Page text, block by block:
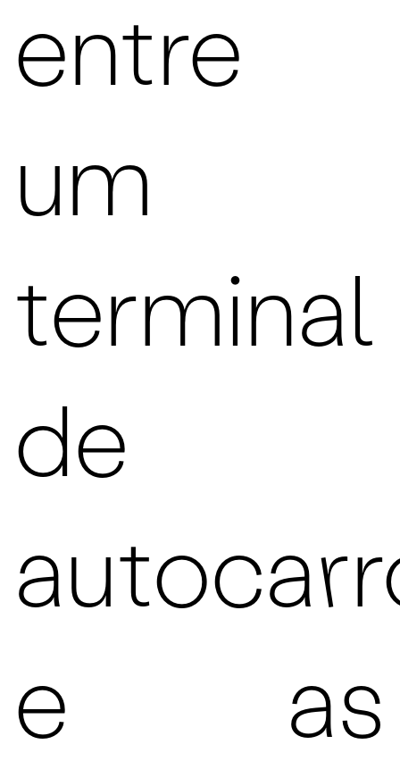
entre
um
terminal
de
e as